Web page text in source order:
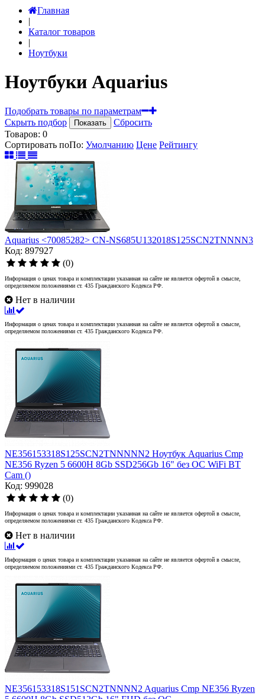
Главная
|
Каталог товаров
|
Ноутбуки
Ноутбуки Aquarius
Подобрать товары по параметрам
Скрыть подбор
Показать
Сбросить
Товаров: 0
Сортировать поПо: Умолчанию Цене Рейтингу
Aquarius <70085282> CN-NS685U132018S125SCN2TNNNN3
Код: 897927
(0)
Информация о ценах товара и комплектации указанная на сайте не является офертой в смысле,
определяемом положениями ст. 435 Гражданского Кодекса РФ.
Нет в наличии
Информация о ценах товара и комплектации указанная на сайте не является офертой в смысле,
определяемом положениями ст. 435 Гражданского Кодекса РФ.
NE356153318S125SCN2TNNNNN2 Ноутбук Aquarius Cmp
NE356 Ryzen 5 6600H 8Gb SSD256Gb 16" без ОС WiFi BT
Cam ()
Код: 999028
(0)
Информация о ценах товара и комплектации указанная на сайте не является офертой в смысле,
определяемом положениями ст. 435 Гражданского Кодекса РФ.
Нет в наличии
Информация о ценах товара и комплектации указанная на сайте не является офертой в смысле,
определяемом положениями ст. 435 Гражданского Кодекса РФ.
NE356153318S151SCN2TNNNN2 Aquarius Cmp NE356 Ryzen